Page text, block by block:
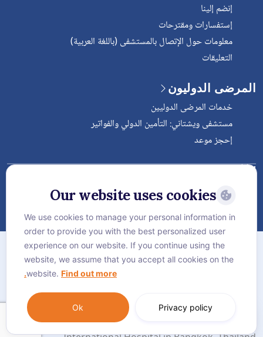
إنضم إلينا
إستفسارات ومقترحات
معلومات حول الإتصال بالمستشفى (باللغة العربية)
التعليقات
المرضى الدوليون
خدمات المرضى الدوليين
مستشفى ويشتاني: التأمين الدولي والفواتير
إحجز موعد
Follow Vejthani International
Hospital
الخريطة
سياسة الخصوصية
© Vejthani International Hospital | JCI Accredited
العربية
Our website uses cookies
We use cookies to manage your personal information in
order to provide you with the best personalized user
experience on our website. If you continue using the
website, we assume that you accept all cookies on the
website. Find out more.
Ok Privacy policy